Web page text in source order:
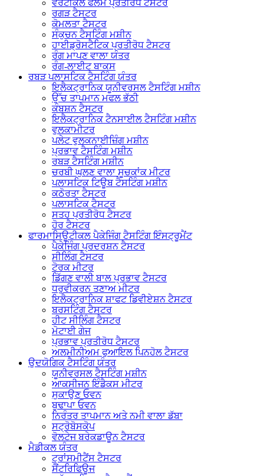
ਵਰਟੀਕਲ ਫਲੇਮ ਪ੍ਰਤੀਰੋਧ ਟੈਸਟਰ
ਰਗੜ ਟੈਸਟਰ
ਕੋਮਲਤਾ ਟੈਸਟਰ
ਸੰਕੁਚਨ ਟੈਸਟਿੰਗ ਮਸ਼ੀਨ
ਹਾਈਡ੍ਰੋਸਟੈਟਿਕ ਪ੍ਰਤੀਰੋਧ ਟੈਸਟਰ
ਰੰਗ ਮਾਪਣ ਵਾਲਾ ਯੰਤਰ
ਰੰਗ-ਲਾਈਟ ਬਾਕਸ
ਰਬੜ ਪਲਾਸਟਿਕ ਟੈਸਟਿੰਗ ਯੰਤਰ
ਇਲੈਕਟ੍ਰਾਨਿਕ ਯੂਨੀਵਰਸਲ ਟੈਸਟਿੰਗ ਮਸ਼ੀਨ
ਉੱਚ ਤਾਪਮਾਨ ਮਫਲ ਭੱਠੀ
ਕੰਬਸ਼ਨ ਟੈਸਟਰ
ਇਲੈਕਟ੍ਰਾਨਿਕ ਟੈਨਸਾਈਲ ਟੈਸਟਿੰਗ ਮਸ਼ੀਨ
ਵੁਲਕਾਮੀਟਰ
ਪਲੇਟ ਵੁਲਕਨਾਈਜ਼ਿੰਗ ਮਸ਼ੀਨ
ਪ੍ਰਭਾਵ ਟੈਸਟਿੰਗ ਮਸ਼ੀਨ
ਰਬੜ ਟੈਸਟਿੰਗ ਮਸ਼ੀਨ
ਚਰਬੀ ਘੁਲਣ ਵਾਲਾ ਸੂਚਕਾਂਕ ਮੀਟਰ
ਪਲਾਸਟਿਕ ਟਿਊਬ ਟੈਸਟਿੰਗ ਮਸ਼ੀਨ
ਕਠੋਰਤਾ ਟੈਸਟਰ
ਪਲਾਸਟਿਕ ਟੈਸਟਰ
ਸਤਹ ਪ੍ਰਤੀਰੋਧ ਟੈਸਟਰ
ਹੋਰ ਟੈਸਟਰ
ਫਾਰਮਾਸਿਊਟੀਕਲ ਪੈਕੇਜਿੰਗ ਟੈਸਟਿੰਗ ਇੰਸਟ੍ਰੂਮੈਂਟ
ਪੈਕੇਜਿੰਗ ਪ੍ਰਦਰਸ਼ਨ ਟੈਸਟਰ
ਸੀਲਿੰਗ ਟੈਸਟਰ
ਟੋਰਕ ਮੀਟਰ
ਡਿੱਗਣ ਵਾਲੀ ਬਾਲ ਪ੍ਰਭਾਵ ਟੈਸਟਰ
ਧਰੁਵੀਕਰਨ ਤਣਾਅ ਮੀਟਰ
ਇਲੈਕਟ੍ਰਾਨਿਕ ਸ਼ਾਫਟ ਡਿਵੀਏਸ਼ਨ ਟੈਸਟਰ
ਬਰਸਟਿੰਗ ਟੈਸਟਰ
ਹੀਟ ਸੀਲਿੰਗ ਟੈਸਟਰ
ਮੋਟਾਈ ਗੇਜ
ਪ੍ਰਭਾਵ ਪ੍ਰਤੀਰੋਧ ਟੈਸਟਰ
ਅਲਮੀਨੀਅਮ ਫੁਆਇਲ ਪਿਨਹੋਲ ਟੈਸਟਰ
ਉਦਯੋਗਿਕ ਟੈਸਟਿੰਗ ਯੰਤਰ
ਯੂਨੀਵਰਸਲ ਟੈਸਟਿੰਗ ਮਸ਼ੀਨ
ਆਕਸੀਜਨ ਇੰਡੈਕਸ ਮੀਟਰ
ਸੁਕਾਉਣ ਓਵਨ
ਬੁਢਾਪਾ ਓਵਨ
ਨਿਰੰਤਰ ਤਾਪਮਾਨ ਅਤੇ ਨਮੀ ਵਾਲਾ ਡੱਬਾ
ਸਟ੍ਰੋਬੋਸਕੋਪ
ਵੋਲਟੇਜ ਬਰੇਕਡਾਊਨ ਟੈਸਟਰ
ਮੈਡੀਕਲ ਯੰਤਰ
ਟ੍ਰਾਂਸਮੀਟੈਂਸ ਟੈਸਟਰ
ਸੈਂਟਰਿਫਿਊਜ